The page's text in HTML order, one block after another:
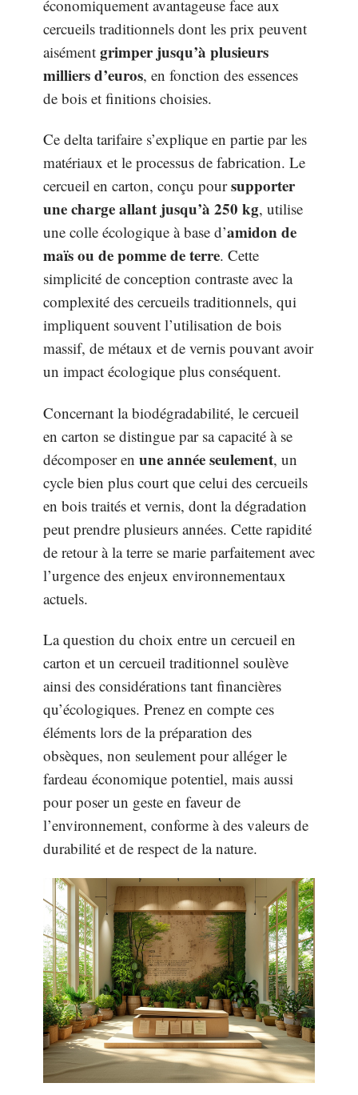
économiquement avantageuse face aux
cercueils traditionnels dont les prix peuvent
aisément grimper jusqu’à plusieurs
milliers d’euros, en fonction des essences
de bois et finitions choisies.
Ce delta tarifaire s’explique en partie par les
matériaux et le processus de fabrication. Le
cercueil en carton, conçu poursupporter
une charge allant jusqu’à 250 kg, utilise
une colle écologique à base d’amidon de
maïs ou de pomme de terre. Cette
simplicité de conception contraste avec la
complexité des cercueils traditionnels, qui
impliquent souvent l’utilisation de bois
massif, de métaux et de vernis pouvant avoir
un impact écologique plus conséquent.
Concernant la biodégradabilité, le cercueil
en carton se distingue par sa capacité à se
décomposer en une année seulement, un
cycle bien plus court que celui des cercueils
en bois traités et vernis, dont la dégradation
peut prendre plusieurs années. Cette rapidité
de retour à la terre se marie parfaitement avec
l’urgence des enjeux environnementaux
actuels.
La question du choix entre un cercueil en
carton et un cercueil traditionnel soulève
ainsi des considérations tant financières
qu’écologiques. Prenez en compte ces
éléments lors de la préparation des
obsèques, non seulement pour alléger le
fardeau économique potentiel, mais aussi
pour poser un geste en faveur de
l’environnement, conforme à des valeurs de
durabilité et de respect de la nature.